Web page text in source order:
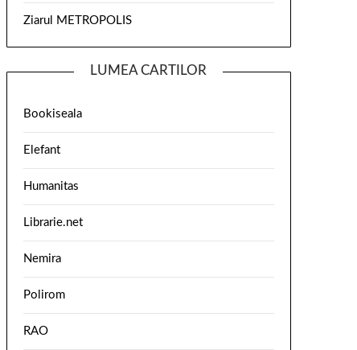
Ziarul METROPOLIS
LUMEA CARTILOR
Bookiseala
Elefant
Humanitas
Librarie.net
Nemira
Polirom
RAO